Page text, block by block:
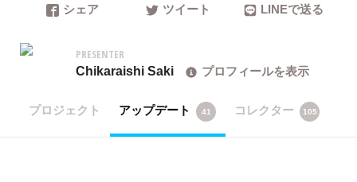
シェア ツイート LINEで送る
PRESENTER
Chikaraishi Saki プロフィールを表示
プロジェクト アップデート 41 コレクター 105